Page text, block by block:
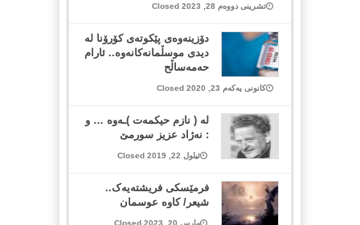
تشرینی دووەم 28, 2023 Closed
دۆزینه‌وه‌ی پێكوته‌ی كۆرۆنا له‌
دیدی موسڵمانه‌كانه‌وه‌.. ئارام
حەمەساڵح
کانونی یەکەم 23, 2020 Closed
له‌ ( نازم حیكمەت )ـه‌وه‌ … و
: نه‌ژاد عزیز سورمێ
ئیلول 22, 2019 Closed
فرمێسکی فریشتەیەک..
شیعر/ کاوە عوسمان
مارس 20, 2023 Closed